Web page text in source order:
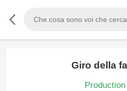
Giro della